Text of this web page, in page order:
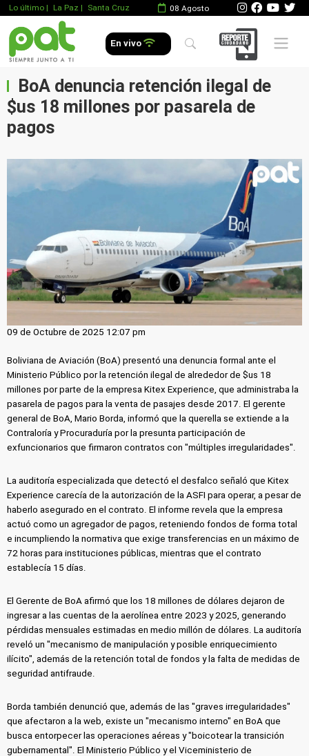
Lo último | La Paz | Santa Cruz 08 Agosto
En vivo Mobile
BoA denuncia retención ilegal de
$us 18 millones por pasarela de
pagos
09 de Octubre de 2025 12:07 pm
Boliviana de Aviación (BoA) presentó una denuncia formal ante el
Ministerio Público por la retención ilegal de alrededor de $us 18
millones por parte de la empresa Kitex Experience, que administraba la
pasarela de pagos para la venta de pasajes desde 2017. El gerente
general de BoA, Mario Borda, informó que la querella se extiende a la
Contraloría y Procuraduría por la presunta participación de
exfuncionarios que firmaron contratos con "múltiples irregularidades".
La auditoría especializada que detectó el desfalco señaló que Kitex
Experience carecía de la autorización de la ASFI para operar, a pesar de
haberlo asegurado en el contrato. El informe revela que la empresa
actuó como un agregador de pagos, reteniendo fondos de forma total
e incumpliendo la normativa que exige transferencias en un máximo de
72 horas para instituciones públicas, mientras que el contrato
establecía 15 días.
El Gerente de BoA afirmó que los 18 millones de dólares dejaron de
ingresar a las cuentas de la aerolínea entre 2023 y 2025, generando
pérdidas mensuales estimadas en medio millón de dólares. La auditoría
reveló un "mecanismo de manipulación y posible enriquecimiento
ilícito", además de la retención total de fondos y la falta de medidas de
seguridad antifraude.
Borda también denunció que, además de las "graves irregularidades"
que afectaron a la web, existe un "mecanismo interno" en BoA que
busca entorpecer las operaciones aéreas y "boicotear la transición
gubernamental". El Ministerio Público y el Viceministerio de